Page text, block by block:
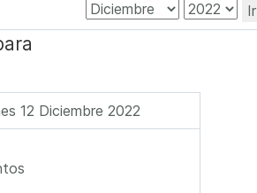
12 Diciembre 2022